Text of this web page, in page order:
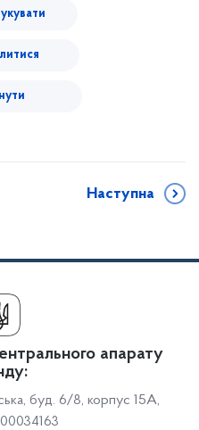
Наступна
апарату
буд. 6/8, корпус 15А,